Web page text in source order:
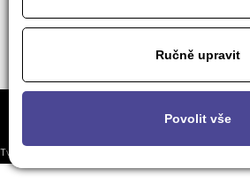
Ručně upravit
Povolit vše
LLM nástroje
Tvorba responzivních webů a eshopů